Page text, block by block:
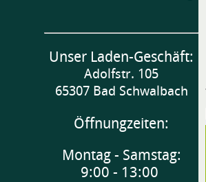
Unser Laden-Geschäft:
Adolfstr. 105
65307 Bad Schwalbach
Öffnungzeiten:
Montag - Samstag:
9:00 - 13:00